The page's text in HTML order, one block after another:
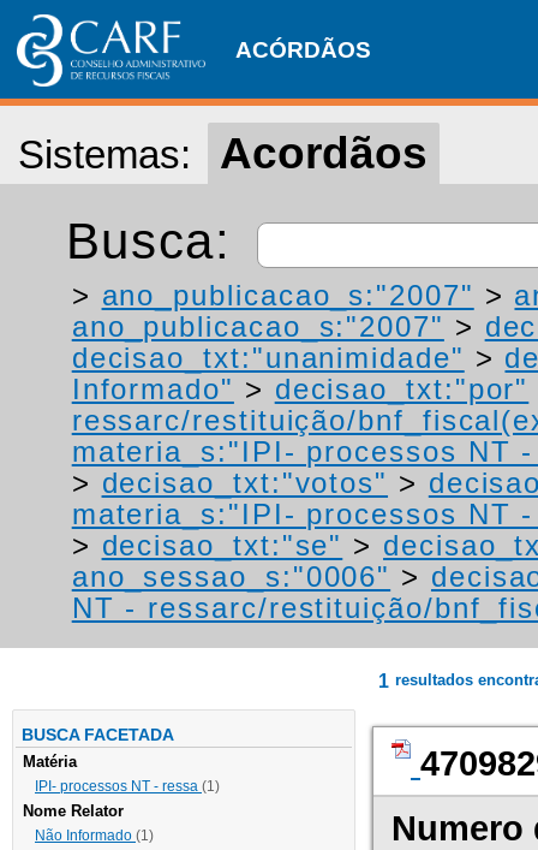
ACÓRDÃOS
Sistemas: Acordãos
Busca:
> ano_publicacao_s:"2007" >
ano_publicacao_s:"2007" >
decisao_txt:"unanimidade" >
Informado" > decisao_txt:"por"
ressarc/restituição/
materia_s:"IPI- processos NT
> decisao_txt:"votos" >
materia_s:"IPI- processos NT
> decisao_txt:"se" >
ano_sessao_s:"0006" >
NT - ressarc/restituição/
BUSCA FACETADA
Matéria
IPI- processos NT - ressa (1)
Nome Relator
Não Informado (1)
1 resultados
Numero